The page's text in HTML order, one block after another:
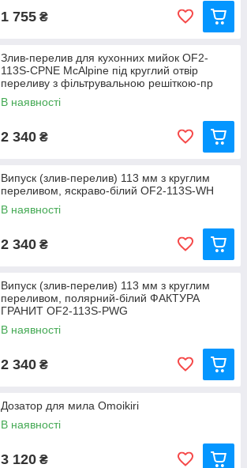
1 755 ₴
Злив-перелив для кухонних мийок OF2-
113S-CPNE McAlpine під круглий отвір
переливу з фільтрувальною решіткою-пр
В наявності
2 340 ₴
Випуск (злив-перелив) 113 мм з круглим
переливом, яскраво-білий OF2-113S-WH
В наявності
2 340 ₴
Випуск (злив-перелив) 113 мм з круглим
переливом, полярний-білий ФАКТУРА
ГРАНИТ OF2-113S-PWG
В наявності
2 340 ₴
Дозатор для мила Omoikiri
В наявності
3 120 ₴